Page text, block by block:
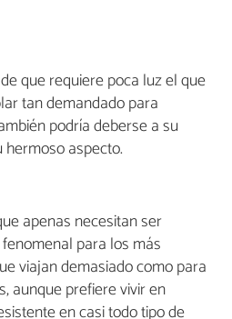
que requiere poca luz el que
tan demandado para
podría deberse a su
aspecto.
apenas necesitan ser
para los más
viajan demasiado como para
aunque prefiere vivir en
en casi todo tipo de